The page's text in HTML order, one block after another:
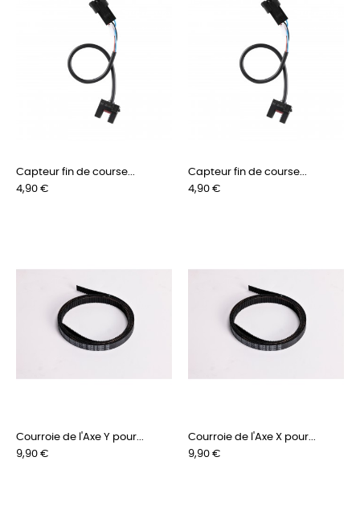
Capteur fin de course...
Preis
4,90 €
Capteur fin de course...
Preis
4,90 €
Courroie de l'Axe Y pour...
Preis
9,90 €
Courroie de l'Axe X pour...
Preis
9,90 €